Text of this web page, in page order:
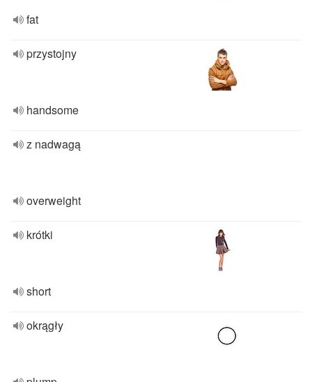
fat
przystojny
handsome
z nadwagą
overweight
krótki
short
okrągły